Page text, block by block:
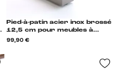
Pied-à-patin acier inox brossé
12,5 cm pour meubles à
caisson de profondeur 40 cm
99,90 €